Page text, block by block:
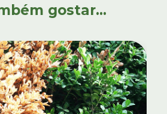
gostar...